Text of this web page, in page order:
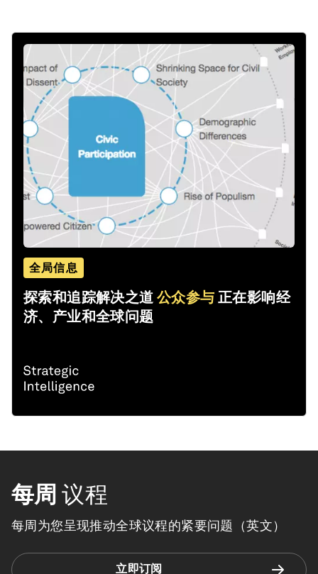
全局信息
探索和追踪解决之道 公众参与 正在影响经
济、产业和全球问题
每周 议程
每周为您呈现推动全球议程的紧要问题（英文）
立即订阅